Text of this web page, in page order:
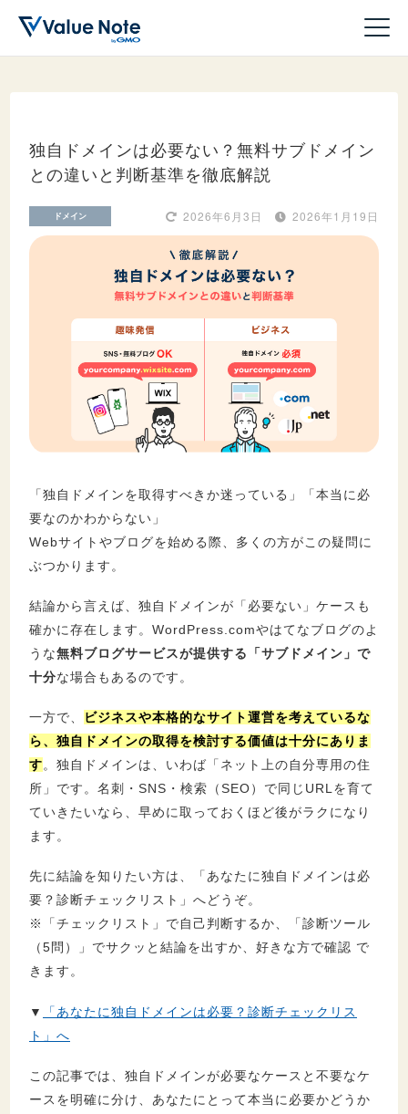
ドメイン
サーバー
ホームページ作成
セキュリティ
独自ドメインは必要ない？無料サブドメイン
との違いと判断基準を徹底解説
2026年1月19日
2026年6月3日
ドメイン
「独自ドメインを取得すべきか迷っている」「本当に必
要なのかわからない」
Webサイトやブログを始める際、多くの方がこの疑問に
ぶつかります。
結論から言えば、独自ドメインが「必要ない」ケースも
確かに存在します。WordPress.comやはてなブログのよ
うな無料ブログサービスが提供する「サブドメイン」で
十分な場合もあるのです。
一方で、
ビジネスや本格的なサイト運営を考えているな
ら、独自ドメインの取得を検討する価値は十分にありま
す。独自ドメインは、いわば「ネット上の自分専用の住
所」です。名刺・SNS・検索（SEO）で同じURLを育て
ていきたいなら、早めに取っておくほど後がラクになり
ます。
先に結論を知りたい方は、「あなたに独自ドメインは必
要？診断チェックリスト」へどうぞ。
※「チェックリスト」で自己判断するか、「診断ツール
（5問）」でサクッと結論を出すか、好きな方で確認 で
きます。
▼
「あなたに独自ドメインは必要？診断チェックリス
ト」へ
この記事では、独自ドメインが必要なケースと不要なケ
ースを明確に分け、あなたにとって本当に必要かどうか